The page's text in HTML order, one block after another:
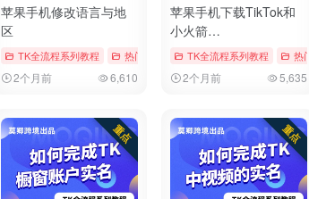
苹果手机修改语言与地
区
TK全流程系列教程 热门文章 # tiktok # 修改地区 # 修改
2个月前 6,610
苹果手机下载TikTok和
小火箭
（Shadowrocket）
TK全流程系列教程 热
2个月前 5,635